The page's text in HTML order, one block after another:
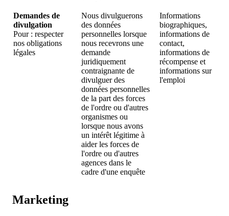
Demandes de
divulgation
Pour : respecter
nos obligations
légales
Nous divulguerons
des données
personnelles lorsque
nous recevrons une
demande
juridiquement
contraignante de
divulguer des
données personnelles
de la part des forces
de l'ordre ou d'autres
organismes ou
lorsque nous avons
un intérêt légitime à
aider les forces de
l'ordre ou d'autres
agences dans le
cadre d'une enquête
Informations
biographiques,
informations de
contact,
informations de
récompense et
informations sur
l'emploi
Marketing